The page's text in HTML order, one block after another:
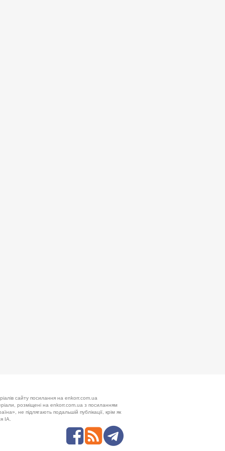
сайту посилання на enkorr.com.ua
розміщені на enkorr.com.ua з посиланням
не підлягають подальшій публікації, крім як
ІА.